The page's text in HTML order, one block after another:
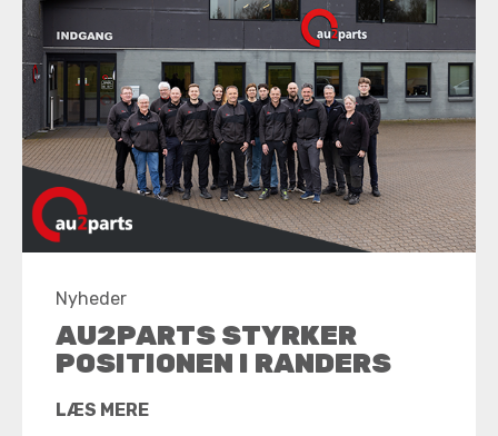
Nyheder
AU2PARTS STYRKER
POSITIONEN I RANDERS
LÆS MERE